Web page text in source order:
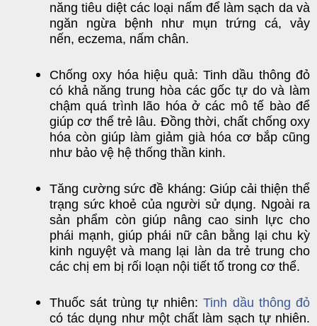
năng tiêu diệt các loại nấm để làm sạch da và
ngăn ngừa bệnh như mụn trứng cá, vảy
nến, eczema, nấm chân.
Chống oxy hóa hiệu quả: Tinh dầu thông đỏ
có khả năng trung hòa các gốc tự do và làm
chậm quá trình lão hóa ở các mô tế bào để
giúp cơ thể trẻ lâu. Đồng thời, chất chống oxy
hóa còn giúp làm giảm già hóa cơ bắp cũng
như bảo vệ hệ thống thần kinh.
Tăng cường sức đề kháng: Giúp cải thiện thể
trạng sức khoẻ của người sử dụng. Ngoài ra
sản phẩm còn giúp nâng cao sinh lực cho
phái mạnh, giúp phái nữ cân bằng lại chu kỳ
kinh nguyệt và mang lại làn da trẻ trung cho
các chị em bị rối loạn nội tiết tố trong cơ thể.
Thuốc sát trùng tự nhiên:Tinh dầu thông đỏ
có tác dụng như một chất làm sạch tự nhiên.